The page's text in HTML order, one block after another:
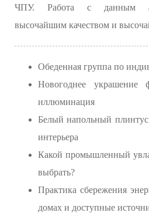
ЧПУ. Работа с данным
высочайшим качеством и
Обеденная группа по
Новогоднее украшение
иллюминация
Белый напольный
интерьера
Какой промышленный
выбрать?
Практика сбережения
домах и доступные